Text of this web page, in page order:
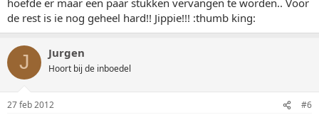
de rest is ie nog geheel hard!! Jippie!!! :thumb king:
J Jurgen
Hoort bij de inboedel
27 feb 2012 #6